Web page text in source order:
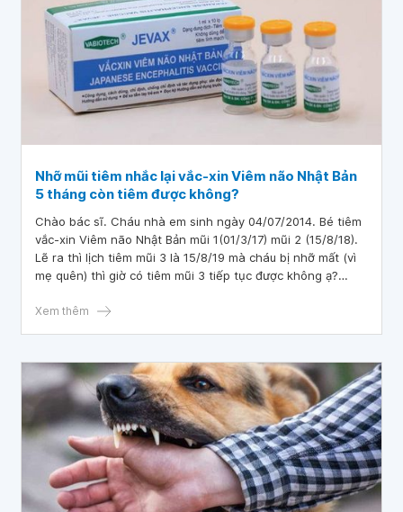
Nhỡ mũi tiêm nhắc lại vắc-xin Viêm não Nhật Bản
5 tháng còn tiêm được không?
Chào bác sĩ. Cháu nhà em sinh ngày 04/07/2014. Bé tiêm
vắc-xin Viêm não Nhật Bản mũi 1(01/3/17) mũi 2 (15/8/18).
Lẽ ra thì lịch tiêm mũi 3 là 15/8/19 mà cháu bị nhỡ mất (vì
mẹ quên) thì giờ có tiêm mũi 3 tiếp tục được không ạ?
Xem thêm